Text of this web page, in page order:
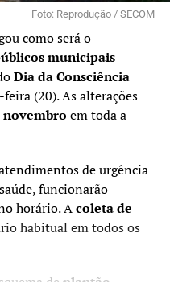
Foto: Reprodução / SECOM
como será o
municipais
Dia da Consciência
(20). As alterações
novembro em toda a
de urgência
funcionarão
horário. Acoleta de
habitual em todos os